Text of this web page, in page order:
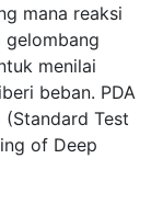
mana reaksi
gelombang
menilai
beban. PDA
Test
of Deep